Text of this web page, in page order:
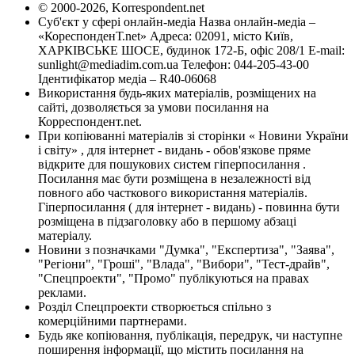
© 2000-2026, Korrespondent.net
Суб'єкт у сфері онлайн-медіа Назва онлайн-медіа –
«КореспонденТ.net» Адреса: 02091, місто Київ,
ХАРКІВСЬКЕ ШОСЕ, будинок 172-Б, офіс 208/1 E-mail:
sunlight@mediadim.com.ua Телефон: 044-205-43-00
Ідентифікатор медіа – R40-06068
Використання будь-яких матеріалів, розміщених на
сайті, дозволяється за умови посилання на
Корреспондент.net.
При копіюванні матеріалів зі сторінки « Новини України
і світу» , для інтернет - видань - обов'язкове пряме
відкрите для пошукових систем гіперпосилання .
Посилання має бути розміщена в незалежності від
повного або часткового використання матеріалів.
Гіперпосилання ( для інтернет - видань) - повинна бути
розміщена в підзаголовку або в першому абзаці
матеріалу.
Новини з позначками "Думка", "Експертиза", "Заява",
"Регіони", "Гроші", "Влада", "Вибори", "Тест-драйв",
"Спецпроекти", "Промо" публікуються на правах
реклами.
Розділ Спецпроекти створюється спільно з
комерційними партнерами.
Будь яке копіювання, публікація, передрук, чи наступне
поширення інформації, що містить посилання на